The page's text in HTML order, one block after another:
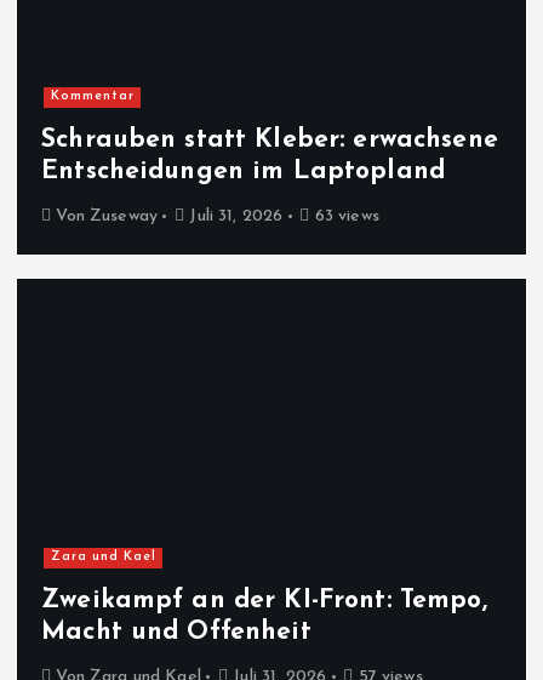
Kommentar
Schrauben statt Kleber: erwachsene
Entscheidungen im Laptopland
Von Zuseway Juli 31, 2026 63 views
Zara und Kael
Zweikampf an der KI-Front: Tempo,
Macht und Offenheit